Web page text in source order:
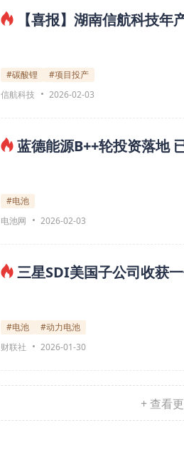
【喜报】湖南信航科技
#碳酸锂
#项目投产
信航科技
2026-02-03
蓝德能源B++轮投资落地
#电池
电池网
2026-02-03
三星SDI美国子公司收获
#电池
#动力电池
财联社
2026-01-30
+ 查看